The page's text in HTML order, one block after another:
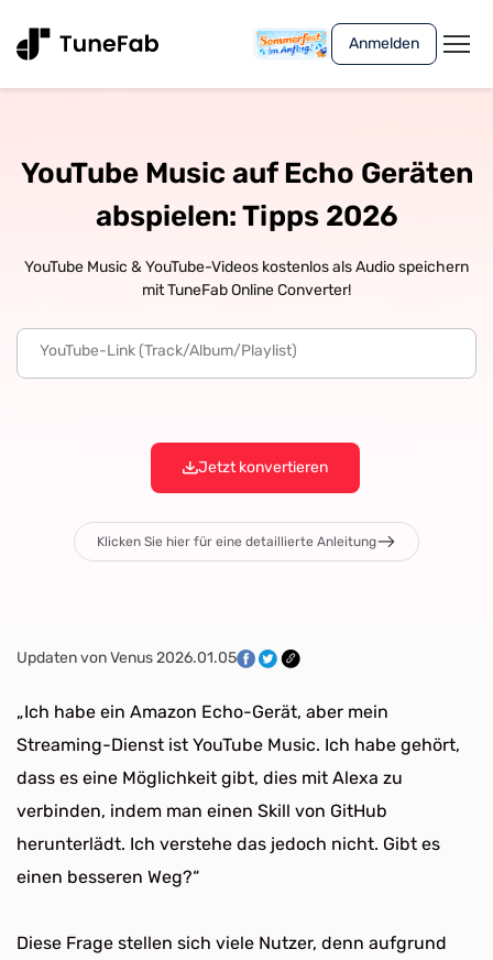
Anmelden
YouTube Music auf Echo Geräten
abspielen: Tipps 2026
YouTube Music & YouTube-Videos kostenlos als Audio speichern
mit TuneFab Online Converter!
Jetzt konvertieren
Klicken Sie hier für eine detaillierte Anleitung
Updaten von Venus 2026.01.05
„Ich habe ein Amazon Echo-Gerät, aber mein
Streaming-Dienst ist YouTube Music. Ich habe gehört,
dass es eine Möglichkeit gibt, dies mit Alexa zu
verbinden, indem man einen Skill von GitHub
herunterlädt. Ich verstehe das jedoch nicht. Gibt es
einen besseren Weg?“
Diese Frage stellen sich viele Nutzer, denn aufgrund